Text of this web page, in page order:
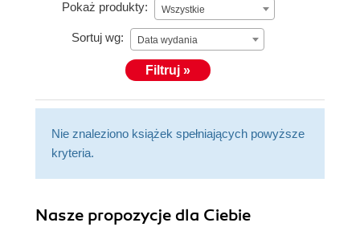
Pokaż produkty: Wszystkie
Sortuj wg: Data wydania
Filtruj »
Nie znaleziono książek spełniających powyższe
kryteria.
Nasze propozycje dla Ciebie